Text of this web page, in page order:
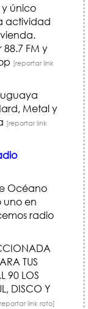
único
actividad
88.7 FM y
[reportar link
Metal y
[reportar link
Océano
uno en
radio
TUS
90 LOS
DISCO Y
link roto]